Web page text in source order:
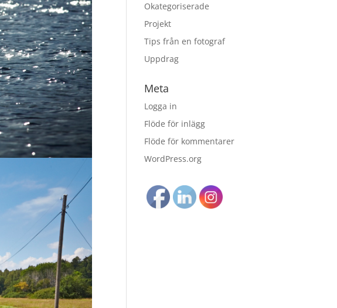
Okategoriserade
Projekt
Tips från en fotograf
Uppdrag
Meta
Logga in
Flöde för inlägg
Flöde för kommentarer
WordPress.org